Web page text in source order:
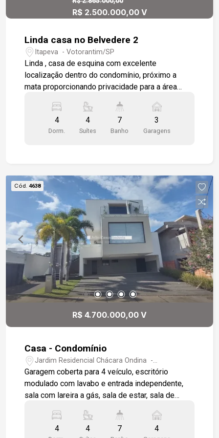
R$ 2.500.000,00 V
Linda casa no Belvedere 2
Itapeva - Votorantim/SP
Linda , casa de esquina com excelente
localização dentro do condomínio, próximo a
mata proporcionando privacidade para a área
gourmet e cozinha, toda em piso porcelanato
com ar condicionado, sala com lavabo com pia
sobreposta , sala de jantar integrada com a
armários, área gourmet com churrasqueira,
cozinha com gabinetes, piscina aquecida e
vestiário. Andar superior com 4 suítes todas com
closet e modulados, escritório entre os
dormitórios, 3 vagas de garagem cobertas e 3
vagas descobertas
4
Dorm.
4
Suítes
7
Banho
3
Garagens
Cód. 4638
R$ 4.700.000,00 V
Casa - Condomínio
Jardim Residencial Chácara Ondina -
Sorocaba/SP
Garagem coberta para 4 veículo, escritório
modulado com lavabo e entrada independente,
sala com lareira a gás, sala de estar, sala de
de estar com lavabo exclusivo, cozinha integrada
com área gourmet, ambas equipadas com
4 4 7 4